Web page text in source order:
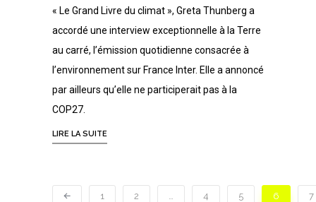
« Le Grand Livre du climat », Greta Thunberg a
accordé une interview exceptionnelle à la Terre
au carré, l’émission quotidienne consacrée à
l’environnement sur France Inter. Elle a annoncé
par ailleurs qu’elle ne participerait pas à la
COP27.
LIRE LA SUITE
1 2 4 5 6 7